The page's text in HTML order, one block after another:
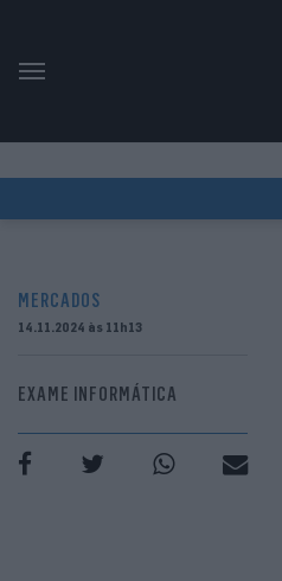
MERCADOS
14.11.2024 às 11h13
EXAME INFORMÁTICA